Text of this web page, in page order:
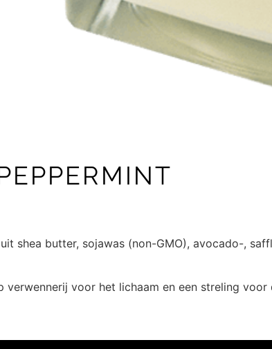
shea butter, sojawas (non-GMO), avocado-,
voor het lichaam en een streling voor